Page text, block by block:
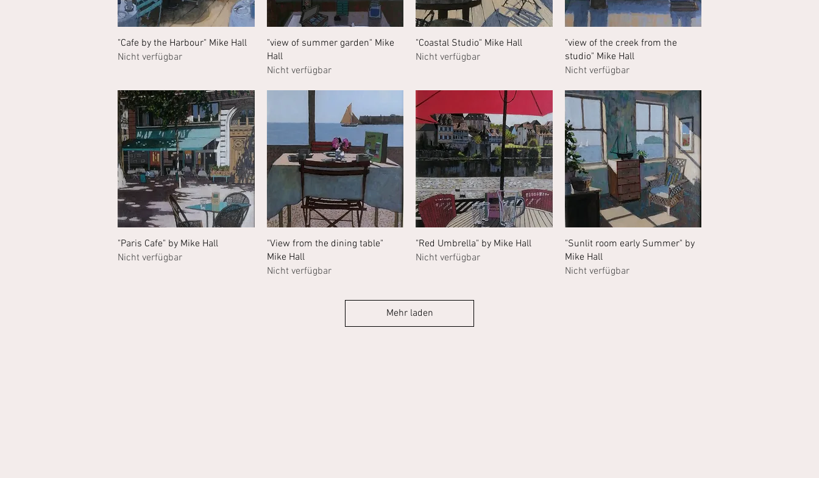
Schnellansicht
"Cafe by the Harbour" Mike Hall
Nicht verfügbar
Schnellansicht
"view of summer garden" Mike
Hall
Nicht verfügbar
Schnellansicht
"Coastal Studio" Mike Hall
Nicht verfügbar
Schnellansicht
"view of the creek from the
studio" Mike Hall
Nicht verfügbar
Schnellansicht
"Paris Cafe" by Mike Hall
Nicht verfügbar
Schnellansicht
"View from the dining table"
Mike Hall
Nicht verfügbar
Schnellansicht
"Red Umbrella" by Mike Hall
Nicht verfügbar
Schnellansicht
"Sunlit room early Summer" by
Mike Hall
Nicht verfügbar
Mehr laden